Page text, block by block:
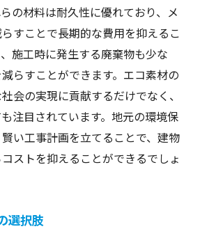
の材料は耐久性に優れており、メ
すことで長期的な費用を抑えるこ
施工時に発生する廃棄物も少な
らすことができます。エコ素材の
会の実現に貢献するだけでなく、
注目されています。地元の環境保
い工事計画を立てることで、建物
ストを抑えることができるでしょ
選択肢